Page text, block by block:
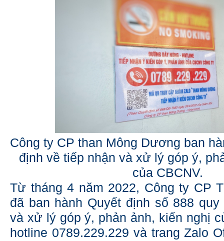
Công ty CP than Mông Dương ban
định về tiếp nhận và xử lý góp ý,
của CBCNV.
Từ tháng 4 năm 2022, Công ty CP
đã ban hành Quyết định số 888
và xử lý góp ý, phản ảnh, kiến nghị
hotline 0789.229.229 và trang Zalo